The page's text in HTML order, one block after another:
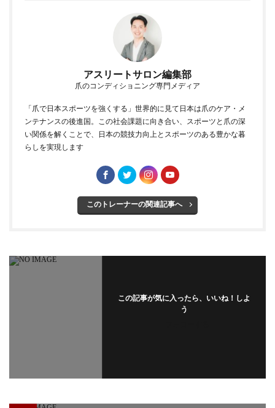
アスリートサロン編集部
爪のコンディショニング専門メディア
「爪で日本スポーツを強くする」世界的に見て日本は爪のケア・メ
ンテナンスの後進国。この社会課題に向き合い、スポーツと爪の深
い関係を解くことで、日本の競技力向上とスポーツのある豊かな暮
らしを実現します
このトレーナーの関連記事へ
この記事が気に入ったら、いいね！しよ
う